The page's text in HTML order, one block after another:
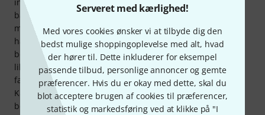
Serveret med kærlighed!
Med vores cookies ønsker vi at tilbyde dig den
bedst mulige shoppingoplevelse med alt, hvad
der hører til. Dette inkluderer for eksempel
passende tilbud, personlige annoncer og gemte
præferencer. Hvis du er okay med dette, skal du
blot acceptere brugen af cookies til præferencer,
statistik og markedsføring ved at klikke på "I
batteri og knapper fjernet). En strømforsyning er ikke en
mulighed, og jeg ønsker ikke en til denne anvendelse. Jeg
har en mere sofistikeret forforstærker, men den er
betydeligt større, dyrere og vejer omkring 1 kg (!). Så denne
lille problemløser er altid i mit guitarkuffert. Prisen er
faktisk lidt høj – okay. Opdatering 2018: Nu foretrækker jeg
K&K Dual Channel-forforstærkeren (#180828) – den er
betydeligt dyrere – men meget bedre og mere alsidig!